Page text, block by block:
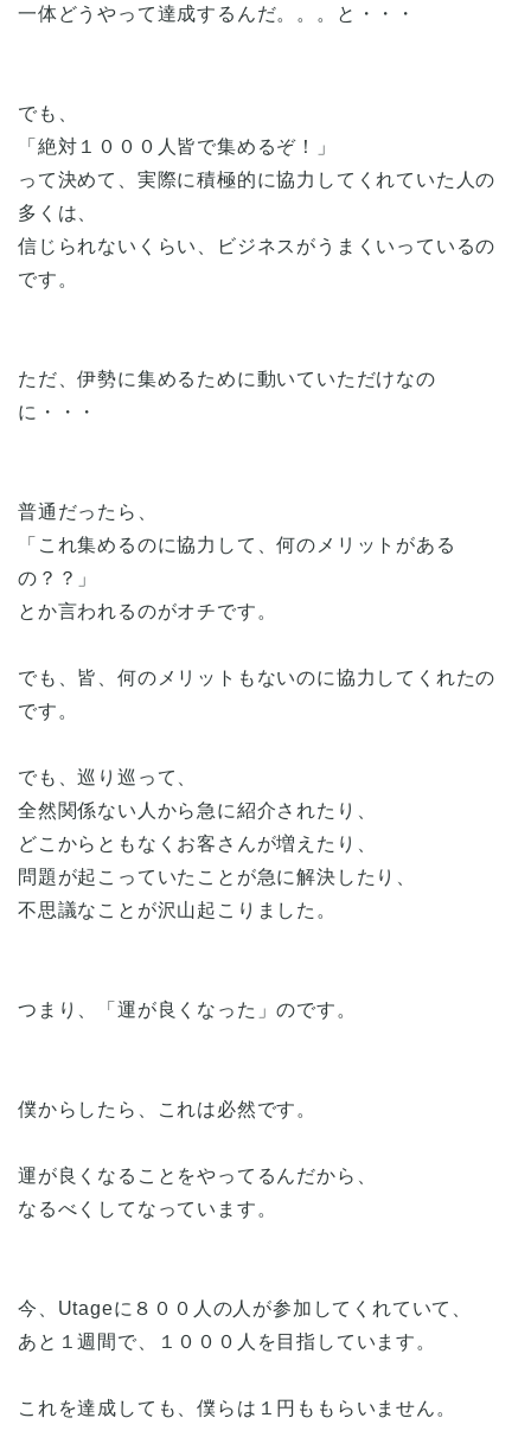
一体どうやって達成するんだ。。。と・・・
でも、
「絶対１０００人皆で集めるぞ！」
って決めて、実際に積極的に協力してくれていた人の
多くは、
信じられないくらい、ビジネスがうまくいっているの
です。
ただ、伊勢に集めるために動いていただけなの
に・・・
普通だったら、
「これ集めるのに協力して、何のメリットがある
の？？」
とか言われるのがオチです。
でも、皆、何のメリットもないのに協力してくれたの
です。
でも、巡り巡って、
全然関係ない人から急に紹介されたり、
どこからともなくお客さんが増えたり、
問題が起こっていたことが急に解決したり、
不思議なことが沢山起こりました。
つまり、「運が良くなった」のです。
僕からしたら、これは必然です。
運が良くなることをやってるんだから、
なるべくしてなっています。
今、Utageに８００人の人が参加してくれていて、
あと１週間で、１０００人を目指しています。
これを達成しても、僕らは１円ももらいません。